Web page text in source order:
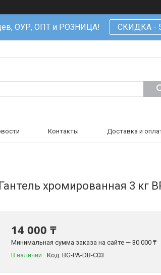
ОУР, ОПТ и РОЗНИЦА! СКИДКА -
Контакты Доставка и
Гантель хромированная 3 кг
14 000 ₸
Минимальная сумма заказа на сайте — 30 000 ₸
В наличии
Код: BG-PA-DB-C03